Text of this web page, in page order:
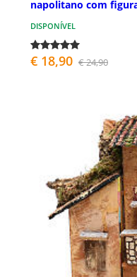
napolitano com
DISPONÍVEL
€ 18,90 € 24,90